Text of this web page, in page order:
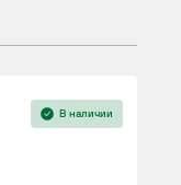
В наличии